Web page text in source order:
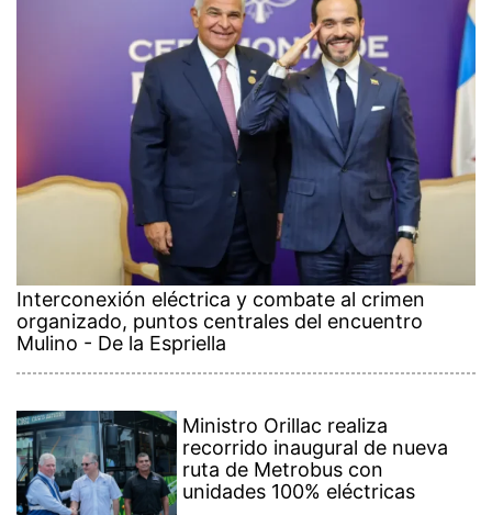
Interconexión eléctrica y combate al crimen
organizado, puntos centrales del encuentro
Mulino - De la Espriella
Ministro Orillac realiza
recorrido inaugural de nueva
ruta de Metrobus con
unidades 100% eléctricas